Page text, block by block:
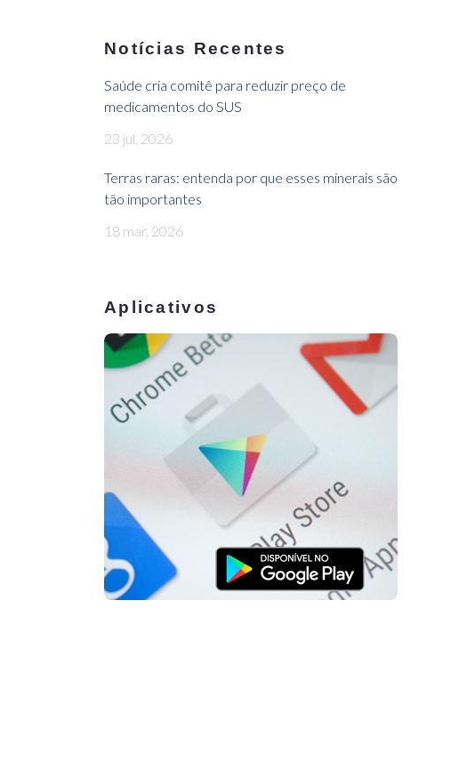
Notícias Recentes
Saúde cria comitê para reduzir preço de
medicamentos do SUS
23 jul, 2026
Terras raras: entenda por que esses minerais são
tão importantes
18 mar, 2026
Aplicativos